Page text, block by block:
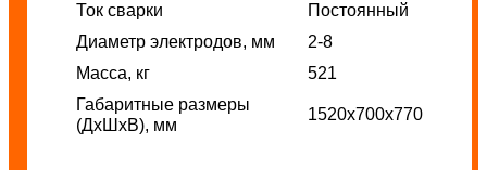
Ток сварки
Постоянный
Диаметр электродов, мм
2-8
Масса, кг
521
Габаритные размеры
(ДхШхВ), мм
1520х700х770